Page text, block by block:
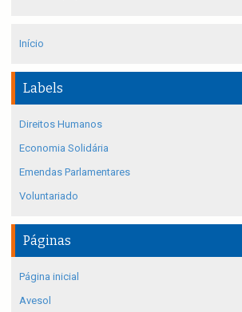
Início
Labels
Direitos Humanos
Economia Solidária
Emendas Parlamentares
Voluntariado
Páginas
Página inicial
Avesol